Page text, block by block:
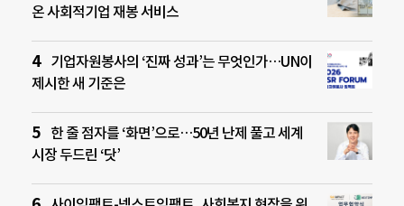
온 사회적기업 재봉 서비스
기업자원봉사의 ‘진짜 성과’는 무엇인가…UN이
제시한 새 기준은
한 줄 점자를 ‘화면’으로…50년 난제 풀고 세계
시장 두드린 ‘닷’